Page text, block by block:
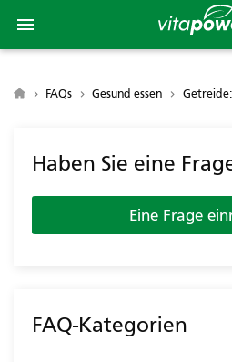

FAQs Gesund essen
Haben Sie eine
Eine Frage
FAQ-Kategorien